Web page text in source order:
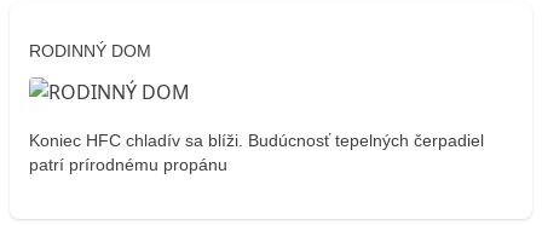
RODINNÝ DOM
Koniec HFC chladív sa blíži. Budúcnosť tepelných čerpadiel
patrí prírodnému propánu